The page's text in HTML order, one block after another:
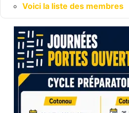
Voici la liste des membres